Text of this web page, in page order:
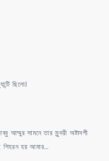
ছিলো।
আম্মুর সামনে তার সুন্দরী অষ্টাদশী
শিহরন হয় আমার…